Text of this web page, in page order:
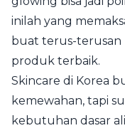
inilah yang
buat terus-terusan
produk terbaik.
Skincare di Korea
kemewahan, tapi
kebutuhan dasar